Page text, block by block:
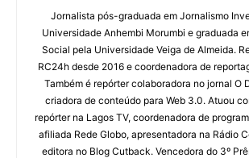
Jornalista pós-graduada em Jornalismo
Universidade Anhembi Morumbi e graduada
Social pela Universidade Veiga de Almeida.
RC24h desde 2016 e coordenadora de
Também é repórter colaboradora no jornal O
criadora de conteúdo para Web 3.0. Atuou
repórter na Lagos TV, coordenadora de
afiliada Rede Globo, apresentadora na Rádio
editora no Blog Cutback. Vencedora do 3º